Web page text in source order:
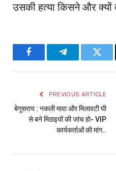
उसकी हत्या किसने और क्यों
FacebookTelegram
PREVIOUS ARTICLE
बेगूसराय : नकली मावा और मिलावटी घी
से बने मिठाइयों की जांच हो- VIP
कार्यकर्ताओं की मांग..